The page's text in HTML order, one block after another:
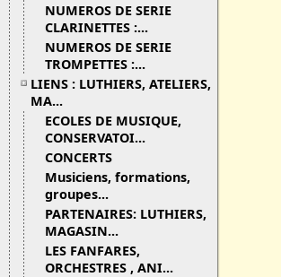
NUMEROS DE SERIE
CLARINETTES :...
NUMEROS DE SERIE
TROMPETTES :...
LIENS : LUTHIERS, ATELIERS,
MA...
ECOLES DE MUSIQUE,
CONSERVATOI...
CONCERTS
Musiciens, formations,
groupes...
PARTENAIRES: LUTHIERS,
MAGASIN...
LES FANFARES,
ORCHESTRES , ANI...